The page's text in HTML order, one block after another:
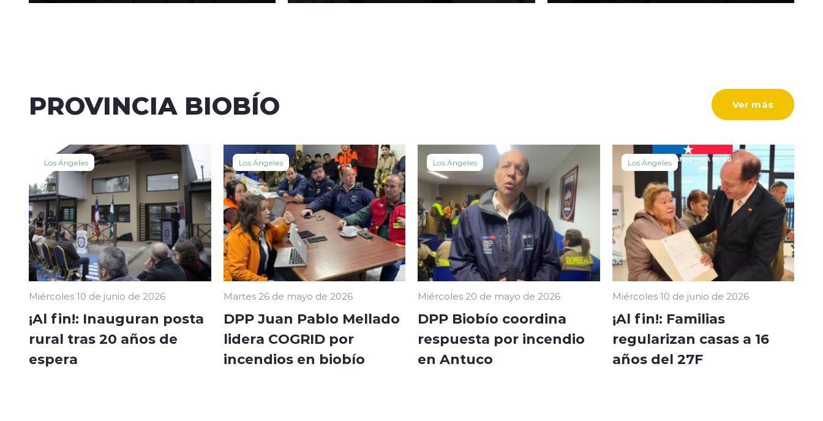
PROVINCIA BIOBÍO Ver más
Los Ángeles
Miércoles 10 de junio de 2026
¡Al fin!: Inauguran posta
rural tras 20 años de
espera
Los Ángeles
Martes 26 de mayo de 2026
DPP Juan Pablo Mellado
lidera COGRID por
incendios en biobío
Los Ángeles
Miércoles 20 de mayo de 2026
DPP Biobío coordina
respuesta por incendio
en Antuco
Los Ángeles
Miércoles 10 de junio de 2026
¡Al fin!: Familias
regularizan casas a 16
años del 27F